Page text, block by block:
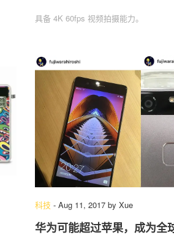
具备 4K 60fps 视频拍摄能力。
科技 - Aug 11, 2017 by Xue
华为可能超过苹果，成为全